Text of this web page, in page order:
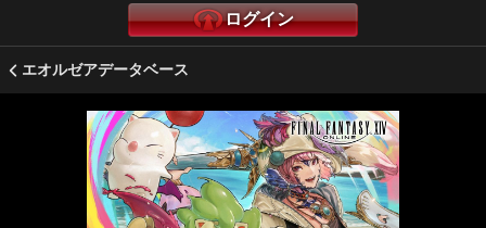
ログイン
エオルゼアデータベース